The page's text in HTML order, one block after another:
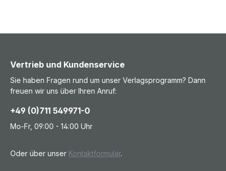
Vertrieb und Kundenservice
Sie haben Fragen rund um unser Verlagsprogramm? Dann
freuen wir uns über Ihren Anruf:
+49 (0)711 549971-0
Mo-Fr, 09:00 - 14:00 Uhr
Oder über unser Kontaktformular.